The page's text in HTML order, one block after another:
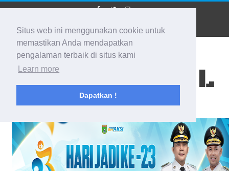
Situs web ini menggunakan cookie untuk
memastikan Anda mendapatkan
pengalaman terbaik di situs kami
Learn more
Dapatkan !
BIDIK KALSEL
Membidik Ke Segala Arah